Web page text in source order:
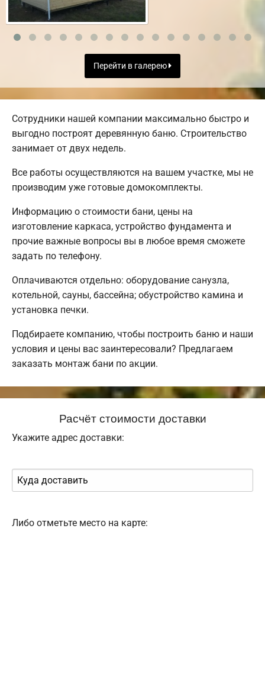
Перейти в галерею
Сотрудники нашей компании максимально быстро и
выгодно построят деревянную баню. Строительство
занимает от двух недель.
Все работы осуществляются на вашем участке, мы не
производим уже готовые домокомплекты.
Информацию о стоимости бани, цены на
изготовление каркаса, устройство фундамента и
прочие важные вопросы вы в любое время сможете
задать по телефону.
Оплачиваются отдельно: оборудование санузла,
котельной, сауны, бассейна; обустройство камина и
установка печки.
Подбираете компанию, чтобы построить баню и наши
условия и цены вас заинтересовали? Предлагаем
заказать монтаж бани по акции.
Расчёт стоимости доставки
Укажите адрес доставки:
Либо отметьте место на карте: